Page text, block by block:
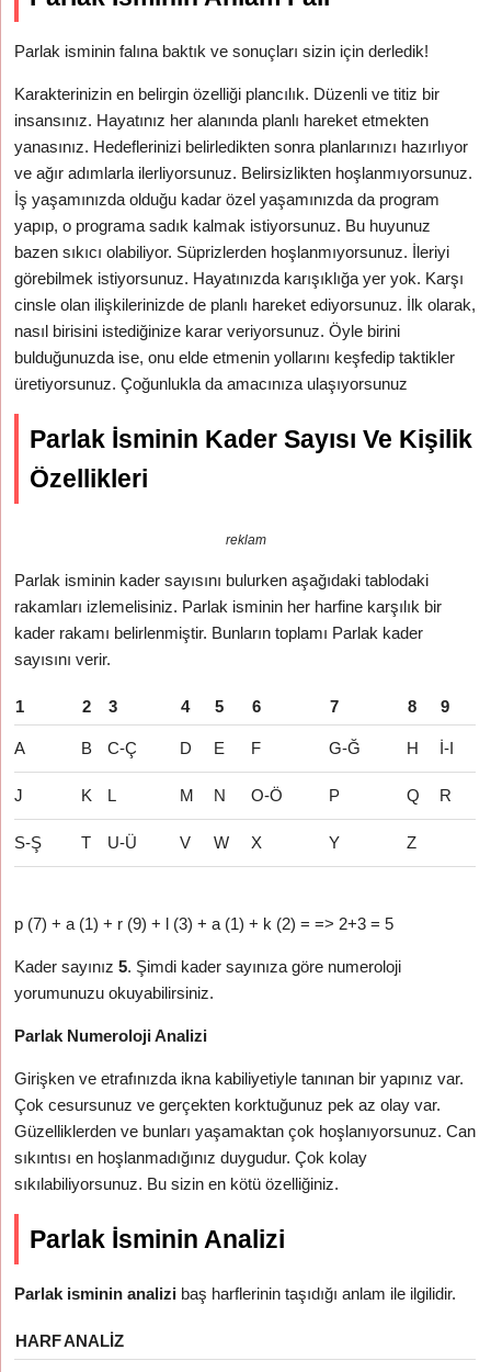
Parlak isminin falına baktık ve sonuçları sizin için derledik!
Karakterinizin en belirgin özelliği plancılık. Düzenli ve titiz bir
insansınız. Hayatınız her alanında planlı hareket etmekten
yanasınız. Hedeflerinizi belirledikten sonra planlarınızı hazırlıyor
ve ağır adımlarla ilerliyorsunuz. Belirsizlikten hoşlanmıyorsunuz.
İş yaşamınızda olduğu kadar özel yaşamınızda da program
yapıp, o programa sadık kalmak istiyorsunuz. Bu huyunuz
bazen sıkıcı olabiliyor. Süprizlerden hoşlanmıyorsunuz. İleriyi
görebilmek istiyorsunuz. Hayatınızda karışıklığa yer yok. Karşı
cinsle olan ilişkilerinizde de planlı hareket ediyorsunuz. İlk olarak,
nasıl birisini istediğinize karar veriyorsunuz. Öyle birini
bulduğunuzda ise, onu elde etmenin yollarını keşfedip taktikler
üretiyorsunuz. Çoğunlukla da amacınıza ulaşıyorsunuz
Parlak İsminin Kader Sayısı Ve Kişilik
Özellikleri
reklam
Parlak isminin kader sayısını bulurken aşağıdaki tablodaki
rakamları izlemelisiniz. Parlak isminin her harfine karşılık bir
kader rakamı belirlenmiştir. Bunların toplamı Parlak kader
sayısını verir.
1 2 3 4 5 6 7 8 9
A B C-Ç D E F G-Ğ H İ-I
J K L M N O-Ö P Q R
S-Ş T U-Ü V W X Y Z
p (7) + a (1) + r (9) + l (3) + a (1) + k (2) = => 2+3 = 5
Kader sayınız5. Şimdi kader sayınıza göre numeroloji
yorumunuzu okuyabilirsiniz.
Parlak Numeroloji Analizi
Girişken ve etrafınızda ikna kabiliyetiyle tanınan bir yapınız var.
Çok cesursunuz ve gerçekten korktuğunuz pek az olay var.
Güzelliklerden ve bunları yaşamaktan çok hoşlanıyorsunuz. Can
sıkıntısı en hoşlanmadığınız duygudur. Çok kolay
sıkılabiliyorsunuz. Bu sizin en kötü özelliğiniz.
Parlak İsminin Analizi
Parlak isminin analizi baş harflerinin taşıdığı anlam ile ilgilidir.
HARFANALIZ